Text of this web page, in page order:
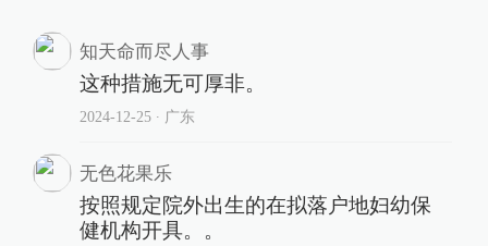
知天命而尽人事
这种措施无可厚非。
2024-12-25∙ 广东
无色花果乐
按照规定院外出生的在拟落户地妇幼保
健机构开具。。